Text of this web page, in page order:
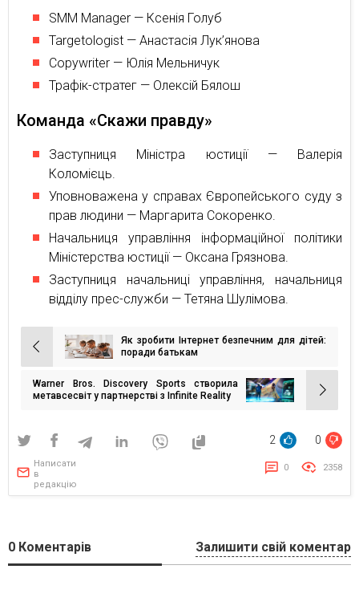
SMM Manager — Ксенія Голуб
Targetologist — Анастасія Лук’янова
Copywriter — Юлія Мельничук
Трафік-стратег — Олексій Бялош
Команда «Скажи правду»
Заступниця Міністра юстиції — Валерія
Коломієць.
Уповноважена у справах Європейського суду з
прав людини — Маргарита Сокоренко.
Начальниця управління інформаційної політики
Міністерства юстиції — Оксана Грязнова.
Заступниця начальниці управління, начальниця
відділу прес-служби — Тетяна Шулімова.
Навігація
записів
Як зробити Інтернет безпечним для дітей:
поради батькам
Warner Bros. Discovery Sports створила
метавсесвіт у партнерстві з Infinite Reality
2 0
Написати
в
редакцію
0 2358
0 Коментарів Залишити свій коментар